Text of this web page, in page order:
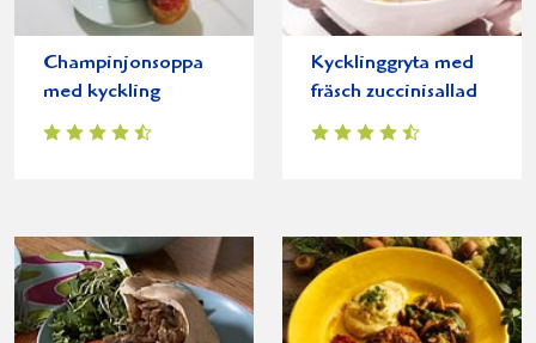
Champinjonsoppa
med kyckling
Kycklinggryta med
fräsch zuccinisallad